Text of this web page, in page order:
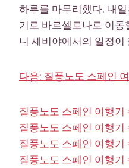
하루를 마무리했다. 내
기로 바르셀로나로 이
니 세비야에서의 일정이
다음: 질풍노도 스페인
질풍노도 스페인 여행기
질풍노도 스페인 여행기
질풍노도 스페인 여행기
질풍노도 스페인 여행기